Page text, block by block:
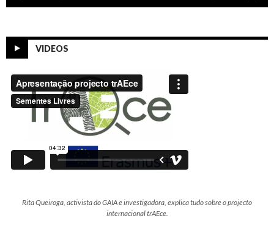
VIDEOS
Rita Queiroga, activista do GAIA e investigadora, explica tudo sobre o projecto
internacional trAEce.